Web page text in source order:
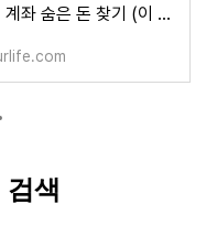
내 숨은 돈 찾기, 내 계좌 숨은 돈 찾기 (이 글로 모두 정리합니다!)
검색